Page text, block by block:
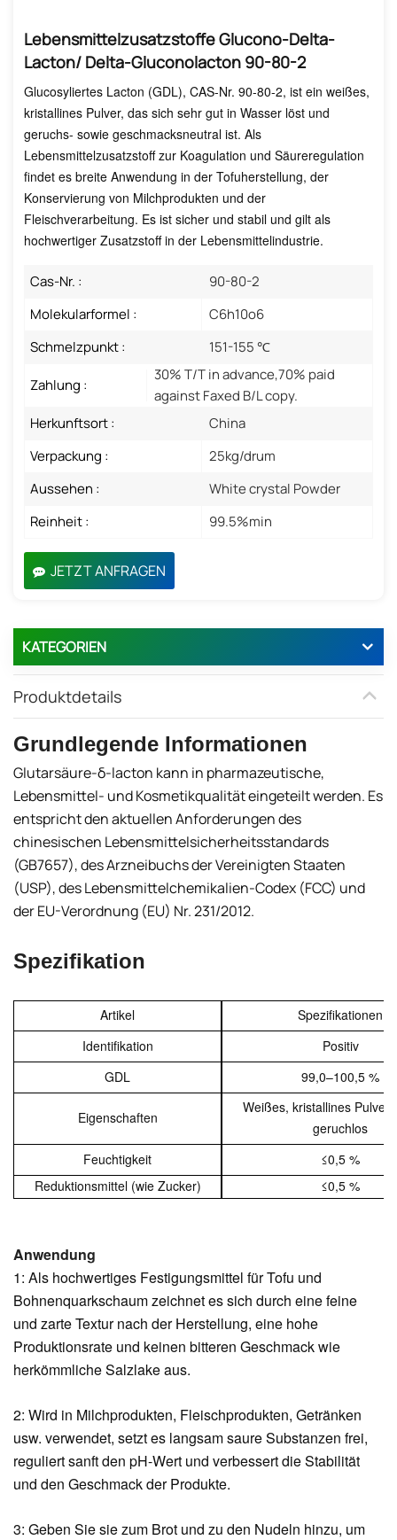
Lebensmittelzusatzstoffe Glucono-Delta-
Lacton/ Delta-Gluconolacton 90-80-2
Glucosyliertes Lacton (GDL), CAS-Nr. 90-80-2, ist ein weißes,
kristallines Pulver, das sich sehr gut in Wasser löst und
geruchs- sowie geschmacksneutral ist. Als
Lebensmittelzusatzstoff zur Koagulation und Säureregulation
findet es breite Anwendung in der Tofuherstellung, der
Konservierung von Milchprodukten und der
Fleischverarbeitung. Es ist sicher und stabil und gilt als
hochwertiger Zusatzstoff in der Lebensmittelindustrie.
Cas-Nr. :
90-80-2
Molekularformel :
C6h10o6
Schmelzpunkt :
151-155 ℃
Zahlung :
30% T/T in advance,70% paid
against Faxed B/L copy.
Herkunftsort :
China
Verpackung :
25kg/drum
Aussehen :
White crystal Powder
Reinheit :
99.5%min
JETZT ANFRAGEN
KATEGORIEN
Produktdetails
Grundlegende Informationen
Glutarsäure-δ-lacton kann in pharmazeutische,
Lebensmittel- und Kosmetikqualität eingeteilt werden. Es
entspricht den aktuellen Anforderungen des
chinesischen Lebensmittelsicherheitsstandards
(GB7657), des Arzneibuchs der Vereinigten Staaten
(USP), des Lebensmittelchemikalien-Codex (FCC) und
der EU-Verordnung (EU) Nr. 231/2012.
Spezifikation
Artikel
Spezifikationen
Identifikation
Positiv
GDL
99,0–100,5 %
Eigenschaften
Weißes, kristallines Pulver,
geruchlos
Feuchtigkeit
≤0,5 %
Reduktionsmittel (wie Zucker)
≤0,5 %
Anwendung
1: Als hochwertiges Festigungsmittel für Tofu und
Bohnenquarkschaum zeichnet es sich durch eine feine
und zarte Textur nach der Herstellung, eine hohe
Produktionsrate und keinen bitteren Geschmack wie
herkömmliche Salzlake aus.
2: Wird in Milchprodukten, Fleischprodukten, Getränken
usw. verwendet, setzt es langsam saure Substanzen frei,
reguliert sanft den pH-Wert und verbessert die Stabilität
und den Geschmack der Produkte.
3: Geben Sie sie zum Brot und zu den Nudeln hinzu, um